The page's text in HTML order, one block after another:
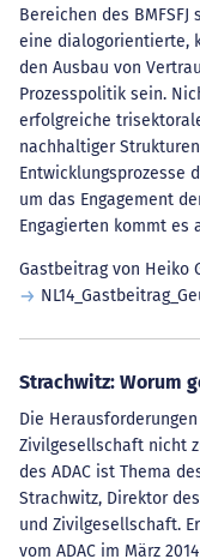
Bereichen des
eine dialogorientierte,
den Ausbau von
Prozesspolitik sein.
erfolgreiche
nachhaltiger
Entwicklungsprozesse
um das Engagement
Engagierten kommt es
Gastbeitrag von Heiko
Strachwitz: Worum
Die
Zivilgesellschaft nicht
des ADAC ist Thema
Strachwitz, Direktor
und Zivilgesellschaft.
vom ADAC im März